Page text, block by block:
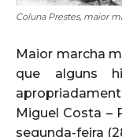
Coluna Prestes, maior
Maior marcha
que alguns
Miguel Costa –
segunda-feira